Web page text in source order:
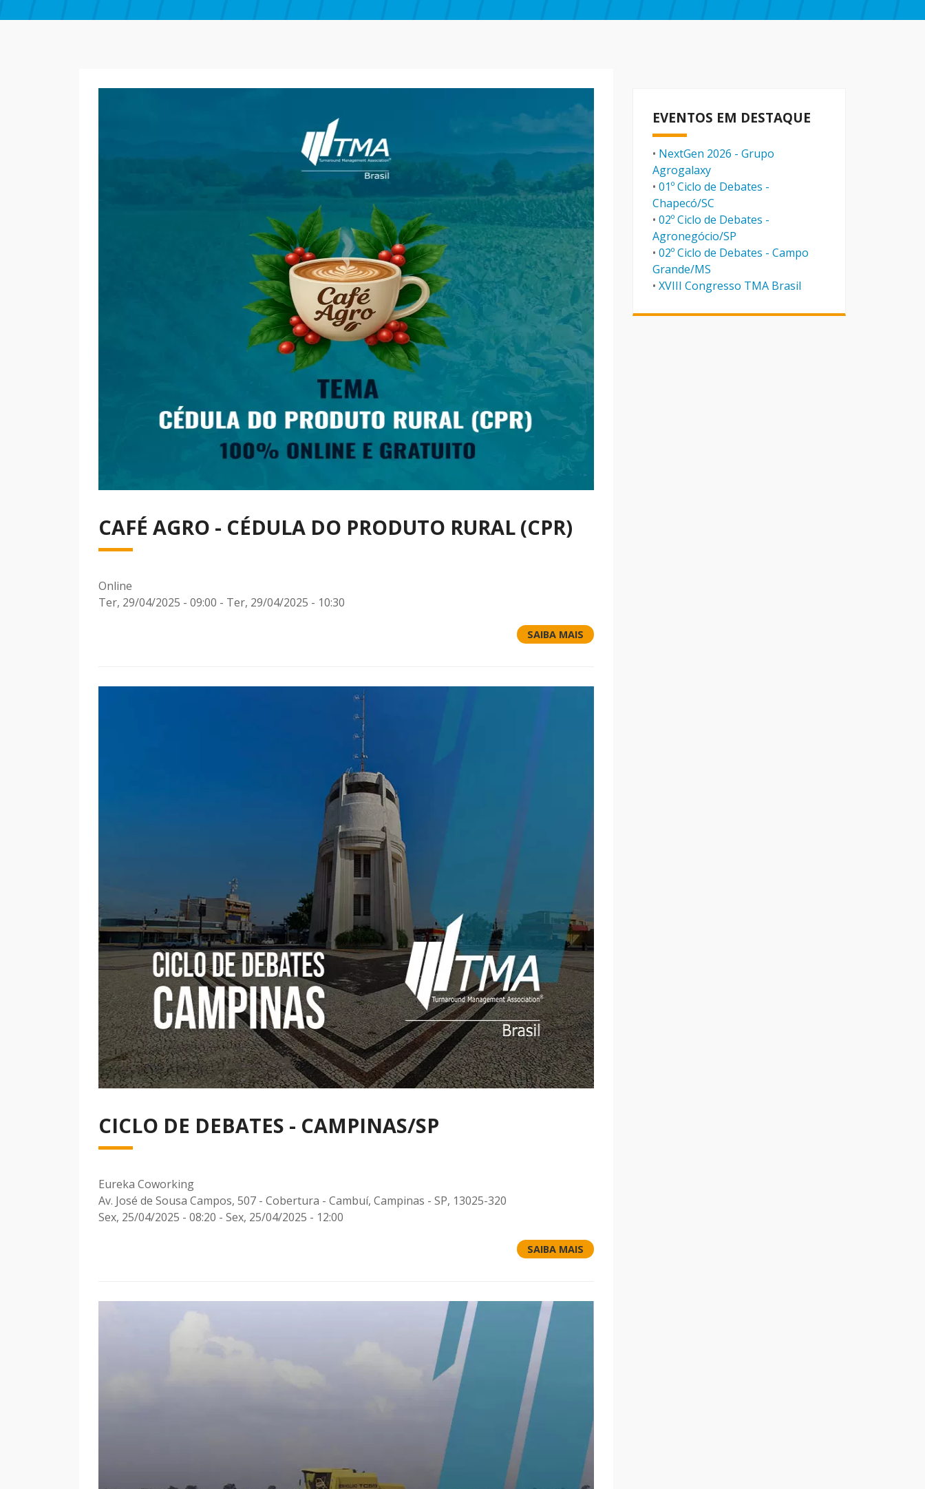
CAFÉ AGRO - CÉDULA DO PRODUTO RURAL (CPR)
Online
Ter, 29/04/2025 - 09:00 - Ter, 29/04/2025 - 10:30
SAIBA MAIS
CICLO DE DEBATES - CAMPINAS/SP
Eureka Coworking
Av. José de Sousa Campos, 507 - Cobertura - Cambuí, Campinas - SP, 13025-320
Sex, 25/04/2025 - 08:20 - Sex, 25/04/2025 - 12:00
SAIBA MAIS
EVENTOS EM DESTAQUE
• NextGen 2026 - Grupo
Agrogalaxy
• 01º Ciclo de Debates -
Chapecó/SC
• 02º Ciclo de Debates -
Agronegócio/SP
• 02º Ciclo de Debates - Campo
Grande/MS
• XVIII Congresso TMA Brasil